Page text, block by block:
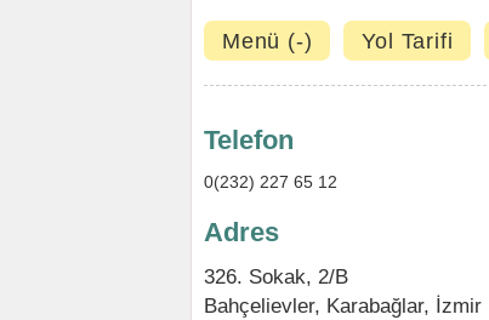
Menü (-) Yol Tarifi
Telefon
0(232) 227 65 12
Adres
326. Sokak, 2/B
Bahçelievler, Karabağlar, İzmir